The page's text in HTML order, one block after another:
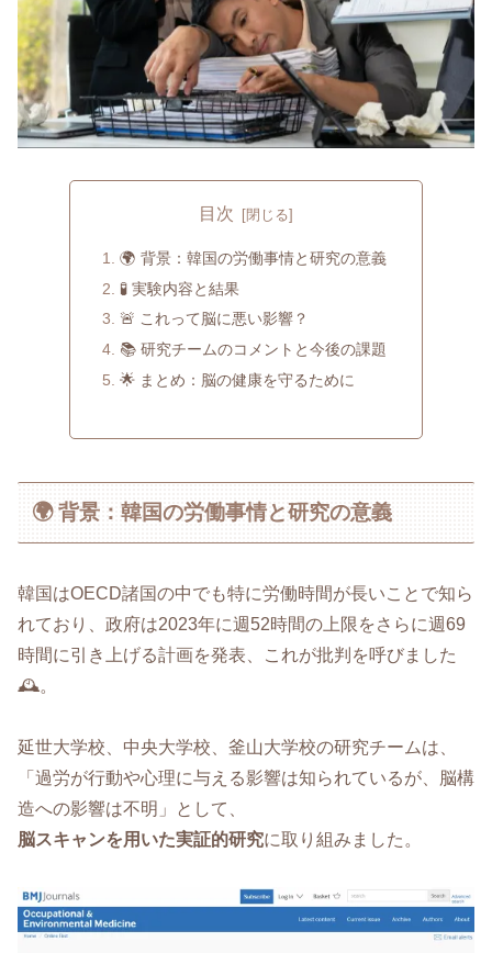
目次
🌍 背景：韓国の労働事情と研究の意義
🧪 実験内容と結果
🚨 これって脳に悪い影響？
📚 研究チームのコメントと今後の課題
🌟 まとめ：脳の健康を守るために
🌍 背景：韓国の労働事情と研究の意義
韓国はOECD諸国の中でも特に労働時間が長いことで知ら
れており、政府は2023年に週52時間の上限をさらに週69
時間に引き上げる計画を発表、これが批判を呼びました
🕰️。
延世大学校、中央大学校、釜山大学校の研究チームは、
「過労が行動や心理に与える影響は知られているが、脳構
造への影響は不明」として、
脳スキャンを用いた実証的研究に取り組みました。